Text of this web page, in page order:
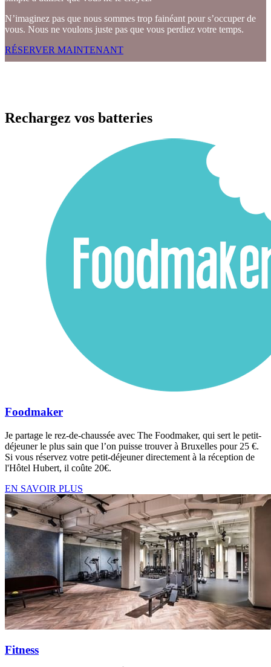
N’imaginez pas que nous sommes trop fainéant pour s’occuper de
vous. Nous ne voulons juste pas que vous perdiez votre temps.
RÉSERVER MAINTENANT
Rechargez vos batteries
Foodmaker
Je partage le rez-de-chaussée avec The Foodmaker, qui sert le petit-
déjeuner le plus sain que l’on puisse trouver à Bruxelles pour 25 €.
Si vous réservez votre petit-déjeuner directement à la réception de
l'Hôtel Hubert, il coûte 20€.
EN SAVOIR PLUS
Fitness